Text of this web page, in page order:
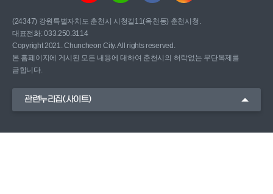
(24347) 강원특별자치도 춘천시 시청길11(옥천동) 춘천시청.
대표전화: 033.250.3114
Copyright 2021. Chuncheon City. All rights reserved.
본 홈페이지에 게시된 모든 내용에 대하여 춘천시의 허락없는 무단복제를
금합니다.
관련누리집(사이트)